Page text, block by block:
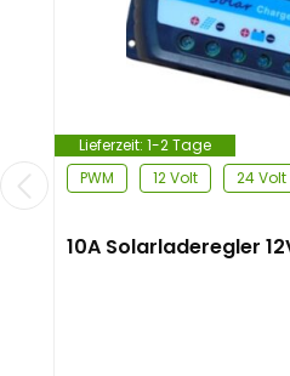
Lieferzeit: 1-2 Tage
PWM
12 Volt 24 Volt
10A Solarladeregler